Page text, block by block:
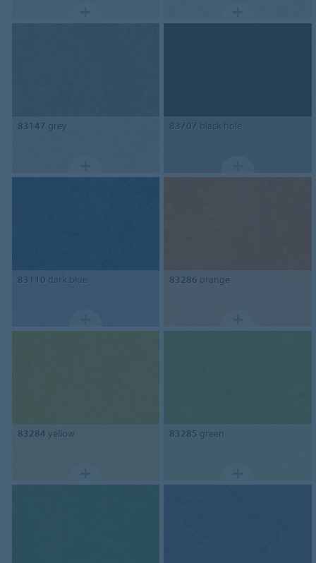
83147 grey 83707 black hole
83110 dark blue 83286 orange
83284 yellow 83285 green